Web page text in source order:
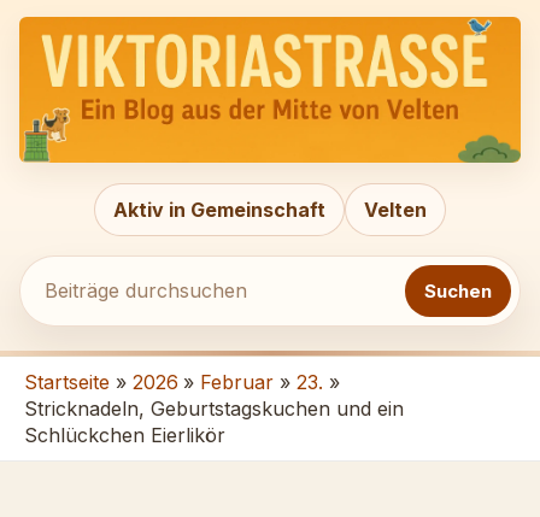
Zum
Inhalt
springen
Aktiv in Gemeinschaft Velten
Beiträge
durchsuchen
Suchen
Startseite 2026 Februar
23.
Stricknadeln, Geburtstagskuchen und ein
Schlückchen Eierlikör